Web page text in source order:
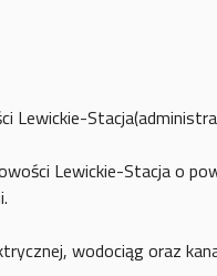
Lewickie-
Lewickie-Stacja o
wodociąg oraz